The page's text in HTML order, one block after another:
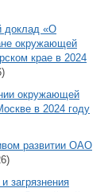
доклад «О
окружающей
крае в 2024
окружающей
в 2024 году
развитии ОАО
загрязнения